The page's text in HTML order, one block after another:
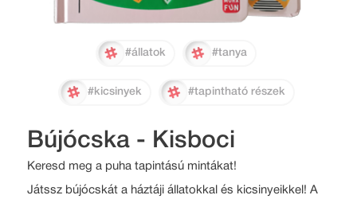
#állatok #tanya
#kicsinyek #tapintható részek
Bújócska - Kisboci
Keresd meg a puha tapintású mintákat!
Játssz bújócskát a háztáji állatokkal és kicsinyeikkel! A